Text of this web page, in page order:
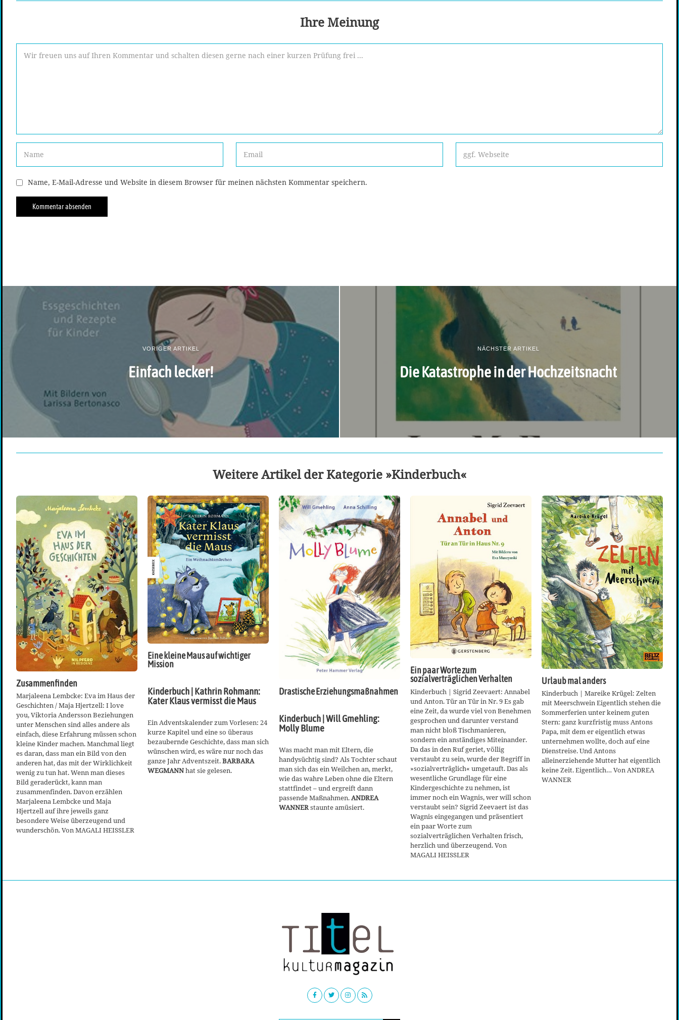
Ihre Meinung
Name, E-Mail-Adresse und Website in diesem Browser für meinen nächsten Kommentar speichern.
VORIGER ARTIKEL
Einfach lecker!
NÄCHSTER ARTIKEL
Die Katastrophe in der Hochzeitsnacht
Weitere Artikel der Kategorie »Kinderbuch«
Zusammenfinden
Marjaleena Lembcke: Eva im Haus der
Geschichten / Maja Hjertzell: I love
you, Viktoria Andersson Beziehungen
unter Menschen sind alles andere als
einfach, diese Erfahrung müssen schon
kleine Kinder machen. Manchmal liegt
es daran, dass man ein Bild von den
anderen hat, das mit der Wirklichkeit
wenig zu tun hat. Wenn man dieses
Bild geraderückt, kann man
zusammenfinden. Davon erzählen
Marjaleena Lembcke und Maja
Hjertzell auf ihre jeweils ganz
besondere Weise überzeugend und
wunderschön. Von MAGALI HEISSLER
Eine kleine Maus auf wichtiger
Mission
Kinderbuch | Kathrin Rohmann:
Kater Klaus vermisst die Maus
Ein Adventskalender zum Vorlesen: 24
kurze Kapitel und eine so überaus
bezaubernde Geschichte, dass man sich
wünschen wird, es wäre nur noch das
ganze Jahr Adventszeit.BARBARA
WEGMANNhat sie gelesen.
Drastische Erziehungsmaßnahmen
Kinderbuch | Will Gmehling:
Molly Blume
Was macht man mit Eltern, die
handysüchtig sind? Als Tochter schaut
man sich das ein Weilchen an, merkt,
wie das wahre Leben ohne die Eltern
stattfindet – und ergreift dann
passende Maßnahmen.ANDREA
WANNERstaunte amüsiert.
Ein paar Worte zum
sozialverträglichen Verhalten
Kinderbuch | Sigrid Zeevaert: Annabel
und Anton. Tür an Tür in Nr. 9 Es gab
eine Zeit, da wurde viel von Benehmen
gesprochen und darunter verstand
man nicht bloß Tischmanieren,
sondern ein anständiges Miteinander.
Da das in den Ruf geriet, völlig
verstaubt zu sein, wurde der Begriff in
»sozialverträglich« umgetauft. Das als
wesentliche Grundlage für eine
Kindergeschichte zu nehmen, ist
immer noch ein Wagnis, wer will schon
verstaubt sein? Sigrid Zeevaert ist das
Wagnis eingegangen und präsentiert
ein paar Worte zum
sozialverträglichen Verhalten frisch,
herzlich und überzeugend. Von
MAGALI HEISSLER
Urlaub mal anders
Kinderbuch | Mareike Krügel: Zelten
mit Meerschwein Eigentlich stehen die
Sommerferien unter keinem guten
Stern: ganz kurzfristig muss Antons
Papa, mit dem er eigentlich etwas
unternehmen wollte, doch auf eine
Dienstreise. Und Antons
alleinerziehende Mutter hat eigentlich
keine Zeit. Eigentlich… Von ANDREA
WANNER